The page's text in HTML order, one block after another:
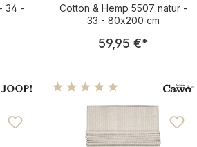
34 -
Preis:
Cotton & Hemp 5507 natur -
33 - 80x200 cm
Regulärer
59,95 €*
von 4.25 von 5 Sternen
Durchschnittliche